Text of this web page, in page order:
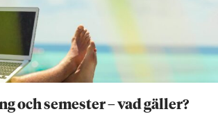
och semester – vad gäller?